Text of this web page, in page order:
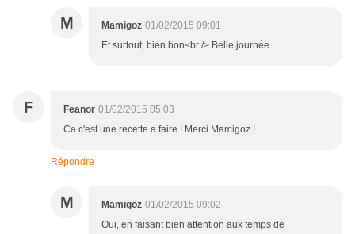
M Mamigoz 01/02/2015 09:01
Et surtout, bien bon<br /> Belle journée
F Feanor 01/02/2015 05:03
Ca c'est une recette a faire ! Merci Mamigoz !
Répondre
M Mamigoz 01/02/2015 09:02
Oui, en faisant bien attention aux temps de